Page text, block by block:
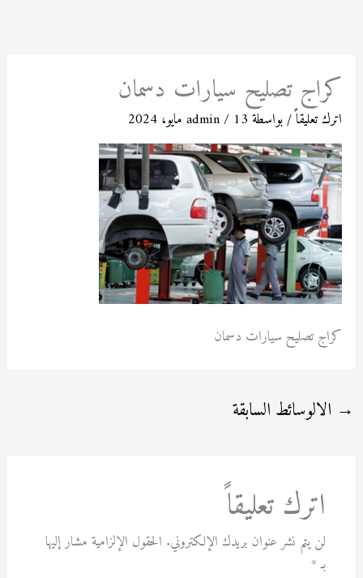
كراج تصليح سيارات دسمان
اترك تعليقاً/ بواسطة admin/ 13 مايو، 2024
كراج تصليح سيارات دسمان
→ الالوسائط السابقة
اترك تعليقاً
لن يتم نشر عنوان بريدك الإلكتروني. الحقول الإلزامية مشار إليها
بـ*